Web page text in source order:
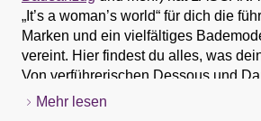
„It’s a woman’s world“ für dich die
Marken und ein vielfältiges
vereint. Hier findest du alles, was
Von verführerischen Dessous und
bis hin zu Nachtmode, Bademode,
Mehr lesen